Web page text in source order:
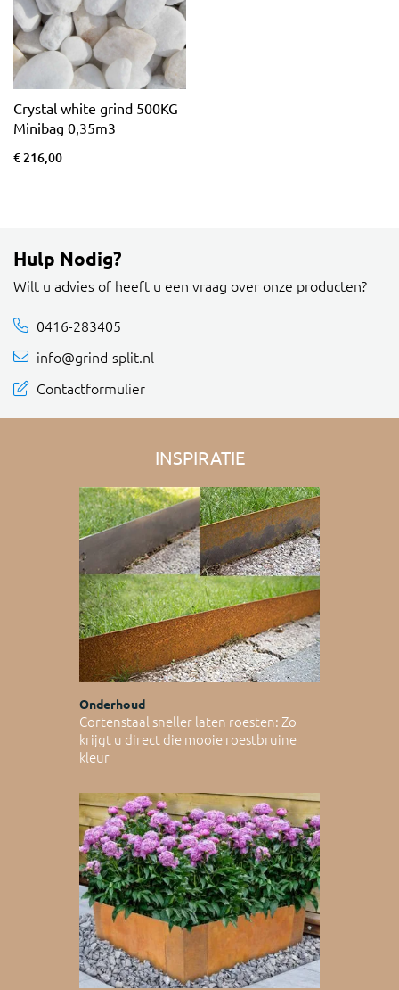
Crystal white grind 500KG
Minibag 0,35m3
€ 216,00
Hulp Nodig?
Wilt u advies of heeft u een vraag over onze producten?
0416-283405
info@grind-split.nl
Contactformulier
INSPIRATIE
Onderhoud
Cortenstaal sneller laten roesten: Zo
krijgt u direct die mooie roestbruine
kleur